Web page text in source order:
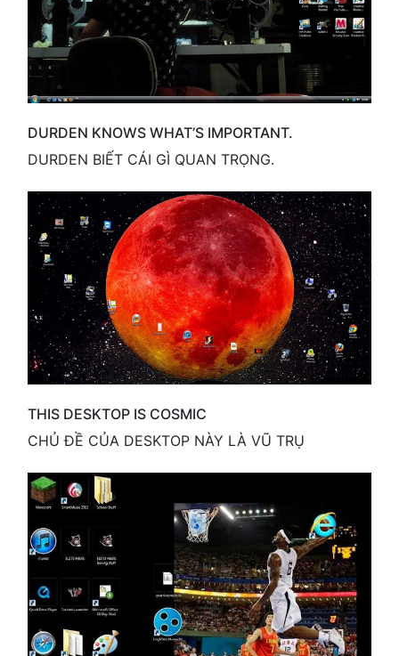
DURDEN KNOWS WHAT’S IMPORTANT.
DURDEN BIẾT CÁI GÌ QUAN TRỌNG.
THIS DESKTOP IS COSMIC
CHỦ ĐỀ CỦA DESKTOP NÀY LÀ VŨ TRỤ